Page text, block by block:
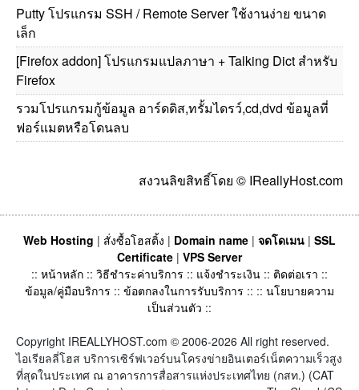
Putty โปรแกรม SSH / Remote Server ใช้งานง่าย ขนาด
เล็ก
[Firefox addon] โปรแกรมแปลภาษา + Talking Dict สำหรับ
Firefox
รวมโปรแกรมกู้ข้อมูล อาร์ดดิส,ทรั้มไดรว์,cd,dvd ข้อมูลที่
ฟอร์แมตหรือโดนลบ
สงวนลิขสิทธิ์โดย © IReallyHost.com
Web Hosting | สั่งซื้อโฮสติ้ง | Domain name | จดโดเมน | SSL
Certificate | VPS Server
:: หน้าหลัก :: วิธีชำระค่าบริการ :: แจ้งชำระเงิน :: ติดต่อเรา ::
ข้อมูล/คู่มือบริการ :: ข้อตกลงในการรับบริการ :: :: นโยบายความ
เป็นส่วนตัว ::
Copyright IREALLYHOST.com © 2006-2026 All right reserved.
ไอเรียลลี่โฮส บริการเซิร์ฟเวอร์บนโครงข่ายอินเตอร์เน็ตความเร็วสูง
ที่สุดในประเทศ ณ อาคารการสื่อสารแห่งประเทศไทย (กสท.) (CAT